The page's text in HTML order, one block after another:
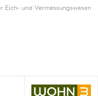
Eich- und Vermessungswesen